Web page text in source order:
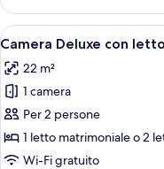
Family
Room
Depandance
Apri
tutte
le
foto
per
Camera
Deluxe
6
Camera Deluxe con
22 m²
1 camera
Per 2 persone
1 letto matrimoniale o 2
Wi-Fi gratuito